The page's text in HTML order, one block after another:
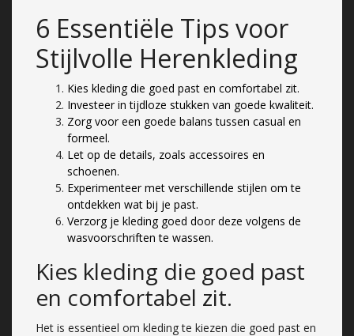
6 Essentiële Tips voor
Stijlvolle Herenkleding
Kies kleding die goed past en comfortabel zit.
Investeer in tijdloze stukken van goede kwaliteit.
Zorg voor een goede balans tussen casual en
formeel.
Let op de details, zoals accessoires en
schoenen.
Experimenteer met verschillende stijlen om te
ontdekken wat bij je past.
Verzorg je kleding goed door deze volgens de
wasvoorschriften te wassen.
Kies kleding die goed past
en comfortabel zit.
Het is essentieel om kleding te kiezen die goed past en